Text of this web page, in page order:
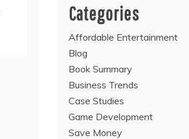
Categories
Affordable Entertainment
Blog
Book Summary
Business Trends
Case Studies
Game Development
Save Money